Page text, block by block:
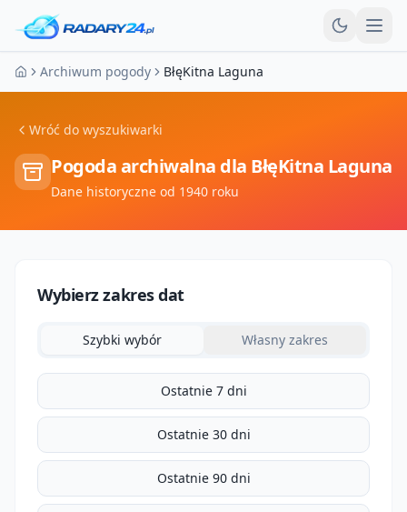
Strona główna
Archiwum pogody BłęKitna Laguna
Wróć do wyszukiwarki
Pogoda archiwalna dla BłęKitna Laguna
Dane historyczne od 1940 roku
Wybierz zakres dat
Szybki wybór Własny zakres
Ostatnie 7 dni
Ostatnie 30 dni
Ostatnie 90 dni